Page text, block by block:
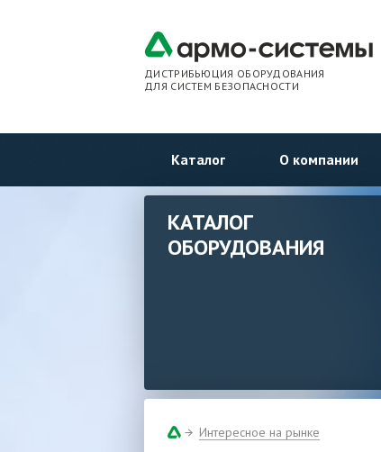
ДИСТРИБЬЮЦИЯ ОБОРУДОВАНИЯ
ДЛЯ СИСТЕМ БЕЗОПАСНОСТИ
Каталог О компании
КАТАЛОГ
ОБОРУДОВАНИЯ
Интересное на рынке